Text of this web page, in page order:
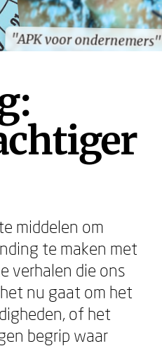
"APK voor ondernemers"
"APK voor ondernemers"
middelen om
te maken met
verhalen die ons
nu gaat om het
of het
begrip waar